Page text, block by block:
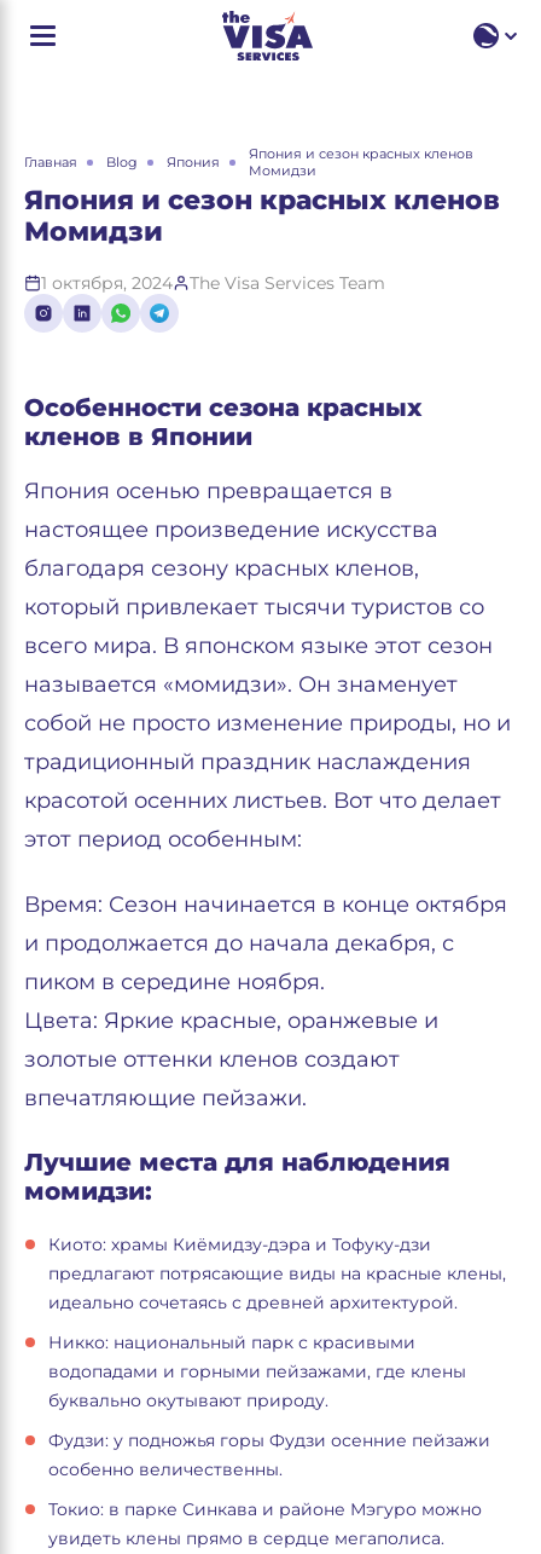
RU
Главная Blog Япония
Япония и сезон красных кленов
Момидзи
Япония и сезон красных кленов
Момидзи
1 октября, 2024 The Visa Services Team
Особенности сезона красных
кленов в Японии
Япония осенью превращается в
настоящее произведение искусства
благодаря сезону красных кленов,
который привлекает тысячи туристов со
всего мира. В японском языке этот сезон
называется «момидзи». Он знаменует
собой не просто изменение природы, но и
традиционный праздник наслаждения
красотой осенних листьев. Вот что делает
этот период особенным:
Время: Сезон начинается в конце октября
и продолжается до начала декабря, с
пиком в середине ноября.
Цвета: Яркие красные, оранжевые и
золотые оттенки кленов создают
впечатляющие пейзажи.
Лучшие места для наблюдения
момидзи:
Киото: храмы Киёмидзу-дэра и Тофуку-дзи
предлагают потрясающие виды на красные клены,
идеально сочетаясь с древней архитектурой.
Никко: национальный парк с красивыми
водопадами и горными пейзажами, где клены
буквально окутывают природу.
Фудзи: у подножья горы Фудзи осенние пейзажи
особенно величественны.
Токио: в парке Синкава и районе Мэгуро можно
увидеть клены прямо в сердце мегаполиса.